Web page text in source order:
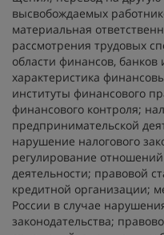
высвобождаемых
материальная
рассмотрения трудовых
области финансов, банков
характеристика
институты финансового
финансового контроля;
предпринимательской
нарушение налогового
регулирование
деятельности; правовой
кредитной организации;
России в случае
законодательства;